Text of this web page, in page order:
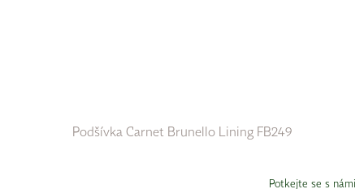
Podšívka Carnet Brunello Lining FB249
Potkejte se s námi